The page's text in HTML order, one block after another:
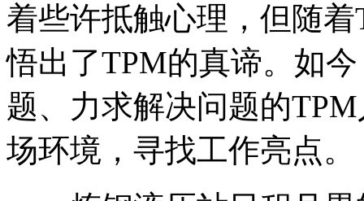
着些许抵触心理，但随
悟出了TPM的真谛。如
题、力求解决问题的
场环境，寻找工作亮点。